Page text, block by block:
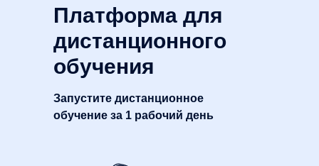
Платформа для
дистанционного
обучения
Запустите дистанционное
обучение за 1 рабочий день